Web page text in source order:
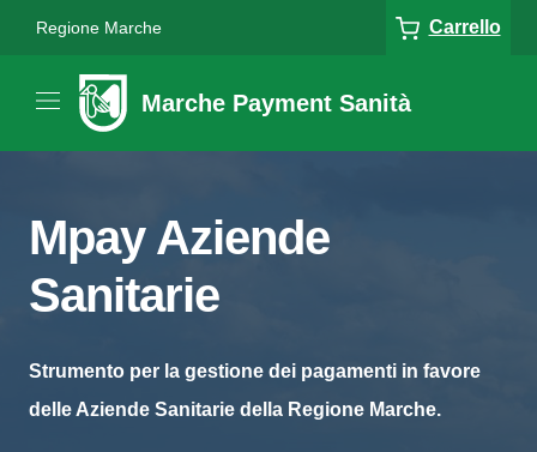
Regione Marche Carrello
Marche Payment Sanità
Mpay Aziende
Sanitarie
Strumento per la gestione dei pagamenti in favore
delle Aziende Sanitarie della Regione Marche.